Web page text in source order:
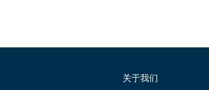
关于我们